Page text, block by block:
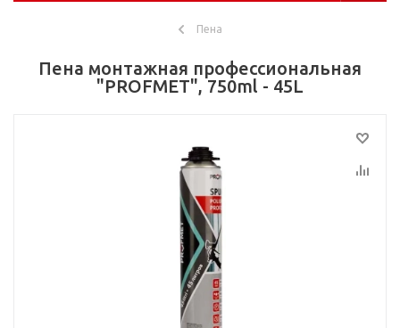
Пена
Пена монтажная профессиональная
"PROFMET", 750ml - 45L